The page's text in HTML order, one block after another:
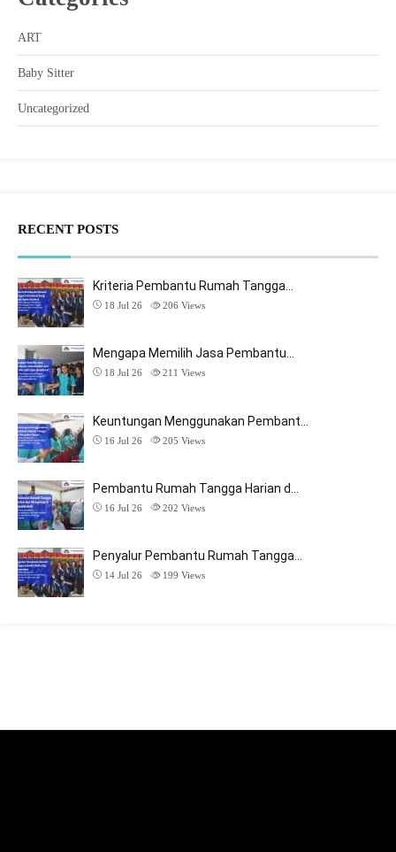
ART
Baby Sitter
Uncategorized
RECENT POSTS
Kriteria Pembantu Rumah Tangga…
18 Jul 26 206 Views
Mengapa Memilih Jasa Pembantu…
18 Jul 26 211 Views
Keuntungan Menggunakan Pembant…
16 Jul 26 205 Views
Pembantu Rumah Tangga Harian d…
16 Jul 26 202 Views
Penyalur Pembantu Rumah Tangga…
14 Jul 26 199 Views